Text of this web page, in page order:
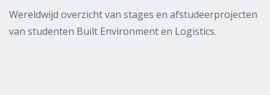
Wereldwijd overzicht van stages en afstudeerprojecten
van studenten Built Environment en Logistics.